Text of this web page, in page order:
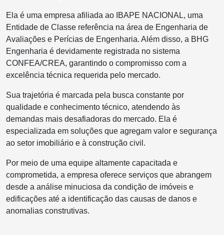
Ela é uma empresa afiliada ao IBAPE NACIONAL, uma
Entidade de Classe referência na área de Engenharia de
Avaliações e Perícias de Engenharia. Além disso, a BHG
Engenharia é devidamente registrada no sistema
CONFEA/CREA, garantindo o compromisso com a
excelência técnica requerida pelo mercado.
Sua trajetória é marcada pela busca constante por
qualidade e conhecimento técnico, atendendo às
demandas mais desafiadoras do mercado. Ela é
especializada em soluções que agregam valor e segurança
ao setor imobiliário e à construção civil.
Por meio de uma equipe altamente capacitada e
comprometida, a empresa oferece serviços que abrangem
desde a análise minuciosa da condição de imóveis e
edificações até a identificação das causas de danos e
anomalias construtivas.